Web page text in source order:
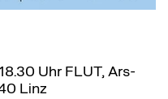
Uhr FLUT, Ars-
Linz